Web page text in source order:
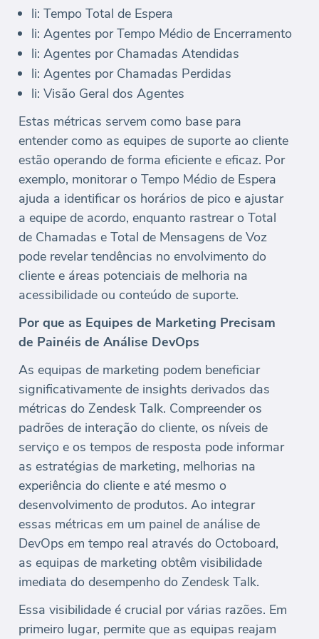
li: Tempo Total de Espera
li: Agentes por Tempo Médio de Encerramento
li: Agentes por Chamadas Atendidas
li: Agentes por Chamadas Perdidas
li: Visão Geral dos Agentes
Estas métricas servem como base para
entender como as equipes de suporte ao cliente
estão operando de forma eficiente e eficaz. Por
exemplo, monitorar o Tempo Médio de Espera
ajuda a identificar os horários de pico e ajustar
a equipe de acordo, enquanto rastrear o Total
de Chamadas e Total de Mensagens de Voz
pode revelar tendências no envolvimento do
cliente e áreas potenciais de melhoria na
acessibilidade ou conteúdo de suporte.
Por que as Equipes de Marketing Precisam
de Painéis de Análise DevOps
As equipas de marketing podem beneficiar
significativamente de insights derivados das
métricas do Zendesk Talk. Compreender os
padrões de interação do cliente, os níveis de
serviço e os tempos de resposta pode informar
as estratégias de marketing, melhorias na
experiência do cliente e até mesmo o
desenvolvimento de produtos. Ao integrar
essas métricas em um painel de análise de
DevOps em tempo real através do Octoboard,
as equipas de marketing obtêm visibilidade
imediata do desempenho do Zendesk Talk.
Essa visibilidade é crucial por várias razões. Em
primeiro lugar, permite que as equipas reajam